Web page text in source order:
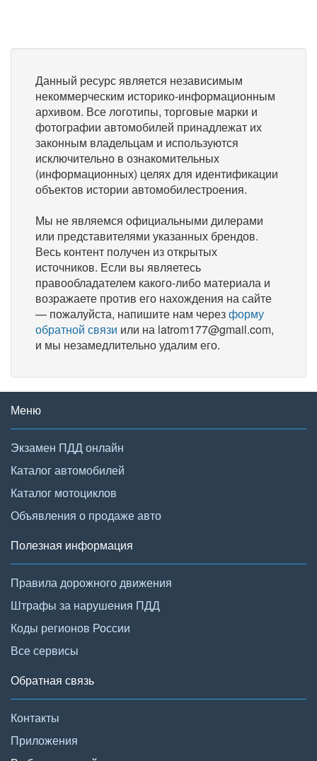
Данный ресурс является независимым
некоммерческим историко-информационным
архивом. Все логотипы, торговые марки и
фотографии автомобилей принадлежат их
законным владельцам и используются
исключительно в ознакомительных
(информационных) целях для идентификации
объектов истории автомобилестроения.
Мы не являемся официальными дилерами
или представителями указанных брендов.
Весь контент получен из открытых
источников. Если вы являетесь
правообладателем какого-либо материала и
возражаете против его нахождения на сайте
— пожалуйста, напишите нам черезформу
обратной связи или на latrom177@gmail.com,
и мы незамедлительно удалим его.
Меню
Экзамен ПДД онлайн
Каталог автомобилей
Каталог мотоциклов
Объявления о продаже авто
Полезная информация
Правила дорожного движения
Штрафы за нарушения ПДД
Коды регионов России
Все сервисы
Обратная связь
Контакты
Приложения